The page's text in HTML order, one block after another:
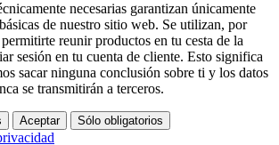
necesarias garantizan únicamente
de nuestro sitio web. Se utilizan, por
reunir productos en tu cesta de la
sesión en tu cuenta de cliente. Esto significa
sacar ninguna conclusión sobre ti y los datos
se transmitirán a terceros.
Aceptar Sólo obligatorios